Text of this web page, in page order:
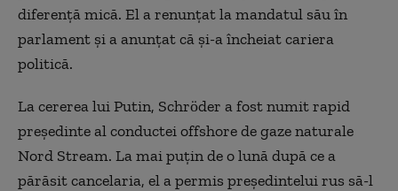
diferență mică. El a renunțat la mandatul său în
parlament și a anunțat că și-a încheiat cariera
politică.
La cererea lui Putin, Schröder a fost numit rapid
președinte al conductei offshore de gaze naturale
Nord Stream. La mai puțin de o lună după ce a
părăsit cancelaria, el a permis președintelui rus să-l